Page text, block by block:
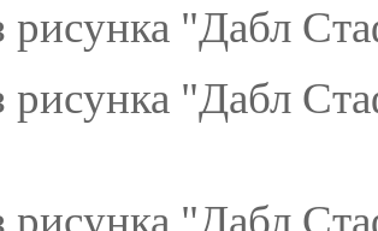
рисунка "Дабл
"Дабл
"Дабл